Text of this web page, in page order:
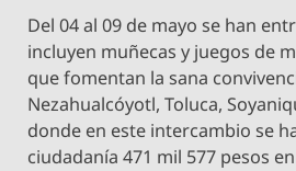
Del 04 al 09 de mayo se han
incluyen muñecas y juegos de
que fomentan la sana
Nezahualcóyotl, Toluca,
donde en este intercambio se
ciudadanía 471 mil 577 pesos